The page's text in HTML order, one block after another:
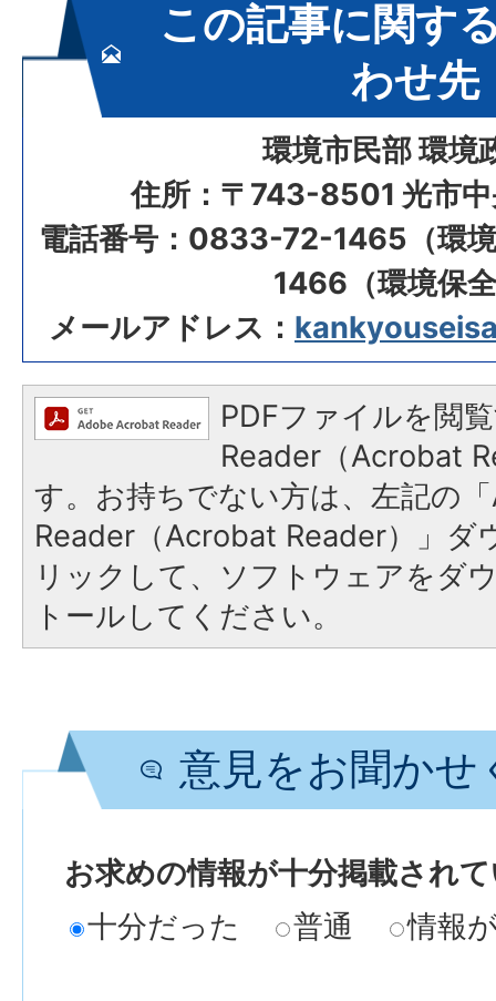
この記事に関す
わせ先
環境市民部 環境
住所：〒743-8501 光市中
電話番号：0833-72-1465（環
1466（環境保
メールアドレス：
PDFファイルを閲
Reader（Acrobat
す。お持ちでない方は、左記の
Reader（Acrobat Reader）」ダ
リックして、ソフトウェアをダ
トールしてください。
意見をお聞かせ
お求めの情報が十分掲載され
十分だった
普通 情報